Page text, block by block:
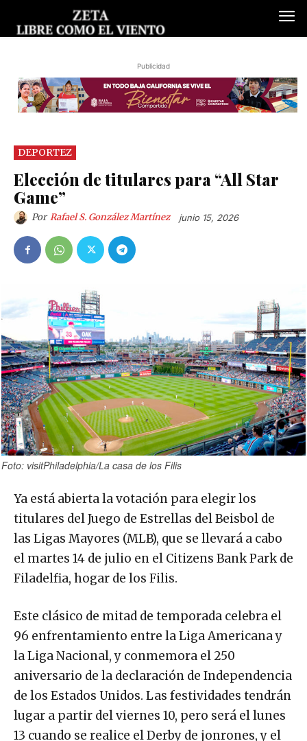
Publicidad
DEPORTEZ
Elección de titulares para “All Star
Game”
Por Rafael S. González Martínez junio 15, 2026
Foto: visitPhiladelphia/La casa de los Filis
Ya está abierta la votación para elegir los
titulares del Juego de Estrellas del Beisbol de
las Ligas Mayores (MLB), que se llevará a cabo
el martes 14 de julio en el Citizens Bank Park de
Filadelfia, hogar de los Filis.
Este clásico de mitad de temporada celebra el
96 enfrentamiento entre la Liga Americana y
la Liga Nacional, y conmemora el 250
aniversario de la declaración de Independencia
de los Estados Unidos. Las festividades tendrán
lugar a partir del viernes 10, pero será el lunes
13 cuando se realice el Derby de jonrones, y el